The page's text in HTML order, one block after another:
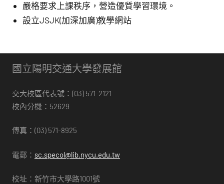
嚴格要求上課秩序，營造優質學習環境。
設立JSJK(加深加廣)教學網站
國立陽明交通大學發展館
交大校區代表號：(03) 571-2121
校內分機：52629
傳真：(03) 571-8925
電郵： sc.specol@lib.nycu.edu.tw
校址：新竹市大學路1001號